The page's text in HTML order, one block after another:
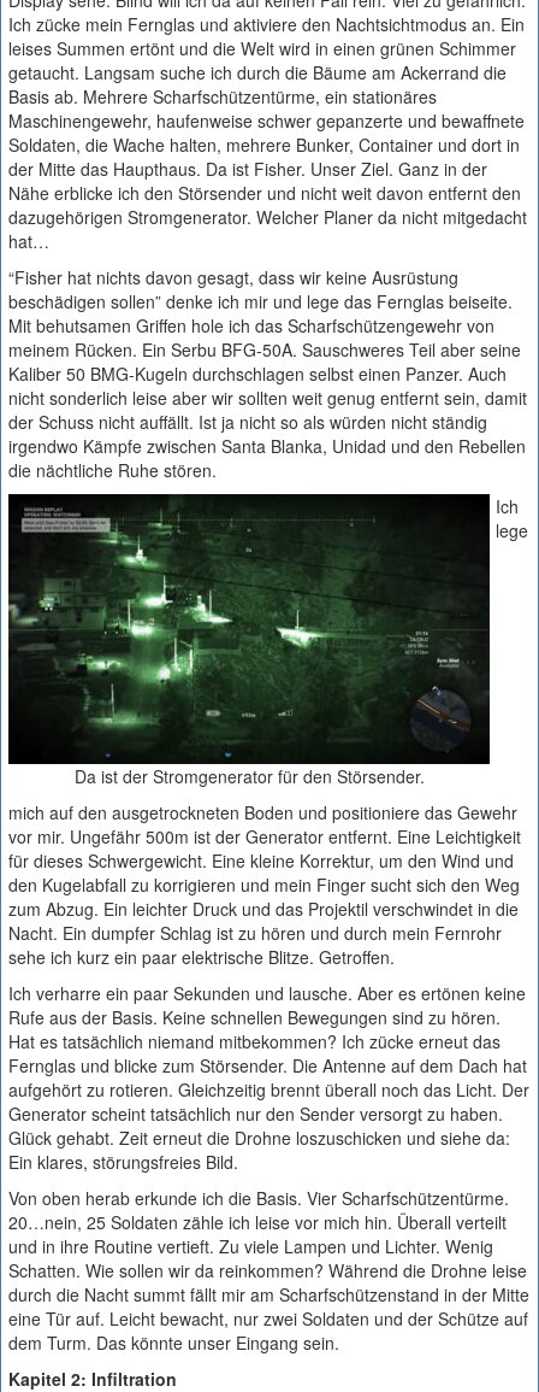
Ich zücke mein Fernglas und aktiviere den Nachtsichtmodus an. Ein
leises Summen ertönt und die Welt wird in einen grünen Schimmer
getaucht. Langsam suche ich durch die Bäume am Ackerrand die
Basis ab. Mehrere Scharfschützentürme, ein stationäres
Maschinengewehr, haufenweise schwer gepanzerte und bewaffnete
Soldaten, die Wache halten, mehrere Bunker, Container und dort in
der Mitte das Haupthaus. Da ist Fisher. Unser Ziel. Ganz in der
Nähe erblicke ich den Störsender und nicht weit davon entfernt den
dazugehörigen Stromgenerator. Welcher Planer da nicht mitgedacht
hat…
“Fisher hat nichts davon gesagt, dass wir keine Ausrüstung
beschädigen sollen” denke ich mir und lege das Fernglas beiseite.
Mit behutsamen Griffen hole ich das Scharfschützengewehr von
meinem Rücken. Ein Serbu BFG-50A. Sauschweres Teil aber seine
Kaliber 50 BMG-Kugeln durchschlagen selbst einen Panzer. Auch
nicht sonderlich leise aber wir sollten weit genug entfernt sein, damit
der Schuss nicht auffällt. Ist ja nicht so als würden nicht ständig
irgendwo Kämpfe zwischen Santa Blanka, Unidad und den Rebellen
die nächtliche Ruhe stören.
Da ist der Stromgenerator für den Störsender.
Ich
lege
mich auf den ausgetrockneten Boden und positioniere das Gewehr
vor mir. Ungefähr 500m ist der Generator entfernt. Eine Leichtigkeit
für dieses Schwergewicht. Eine kleine Korrektur, um den Wind und
den Kugelabfall zu korrigieren und mein Finger sucht sich den Weg
zum Abzug. Ein leichter Druck und das Projektil verschwindet in die
Nacht. Ein dumpfer Schlag ist zu hören und durch mein Fernrohr
sehe ich kurz ein paar elektrische Blitze. Getroffen.
Ich verharre ein paar Sekunden und lausche. Aber es ertönen keine
Rufe aus der Basis. Keine schnellen Bewegungen sind zu hören.
Hat es tatsächlich niemand mitbekommen? Ich zücke erneut das
Fernglas und blicke zum Störsender. Die Antenne auf dem Dach hat
aufgehört zu rotieren. Gleichzeitig brennt überall noch das Licht. Der
Generator scheint tatsächlich nur den Sender versorgt zu haben.
Glück gehabt. Zeit erneut die Drohne loszuschicken und siehe da:
Ein klares, störungsfreies Bild.
Von oben herab erkunde ich die Basis. Vier Scharfschützentürme.
20…nein, 25 Soldaten zähle ich leise vor mich hin. Überall verteilt
und in ihre Routine vertieft. Zu viele Lampen und Lichter. Wenig
Schatten. Wie sollen wir da reinkommen? Während die Drohne leise
durch die Nacht summt fällt mir am Scharfschützenstand in der Mitte
eine Tür auf. Leicht bewacht, nur zwei Soldaten und der Schütze auf
dem Turm. Das könnte unser Eingang sein.
Kapitel 2: Infiltration